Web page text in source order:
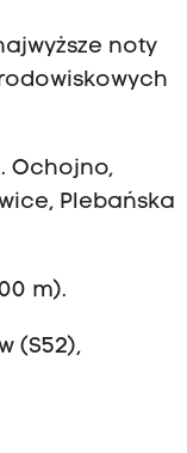
noty
Ochojno,
Plebańska
m).
(S52),